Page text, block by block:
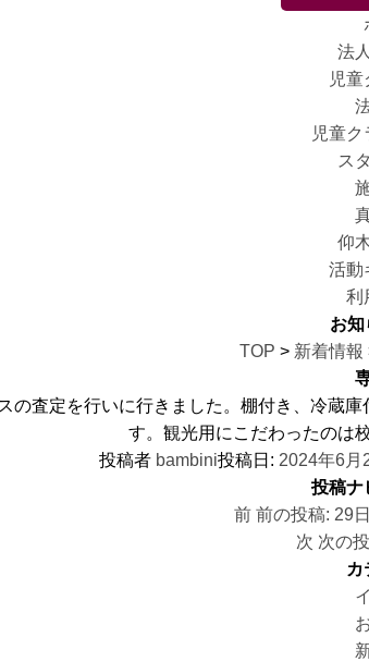
法
児
児童
ス
仰
活動
利
お知
TOP > 新着情報
の査定を行いに行きました。棚付き、冷蔵
す。観光用にこだわったのは
投稿者 bambini投稿日: 2024年6月
投稿ナ
前 前の投稿: 29
次 次の
カ